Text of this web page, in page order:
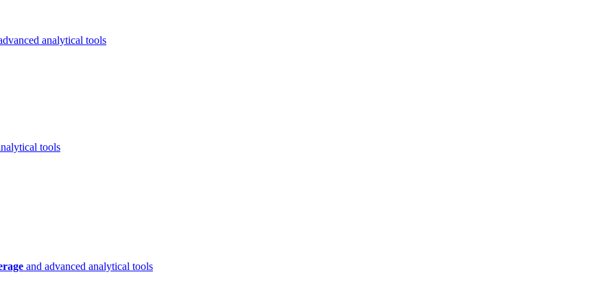
analytical tools
tools
and advanced analytical tools